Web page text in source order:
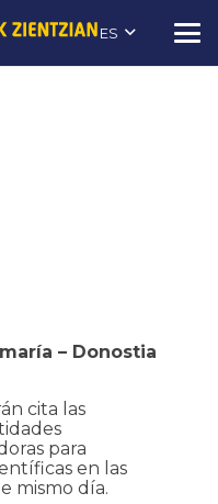
ES
– Donostia
cita las
para
en las
mismo día.